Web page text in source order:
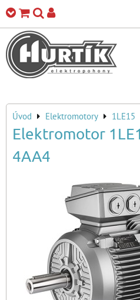
Úvod Elektromotory 1LE15
Elektromotor
4AA4